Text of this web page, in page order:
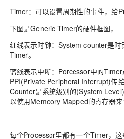
Timer：可以设置周期性的事件，给
下图是Generic Timer的硬件框图，
红线表示时钟：System counter是
Timer。
蓝线表示中断：Porcessor中的
PPI(Private Peripheral Interrupt)传
Counter是系统级别的(System
以使用Memeory Mapped的寄存器来
每个Processor里都有一个Timer，